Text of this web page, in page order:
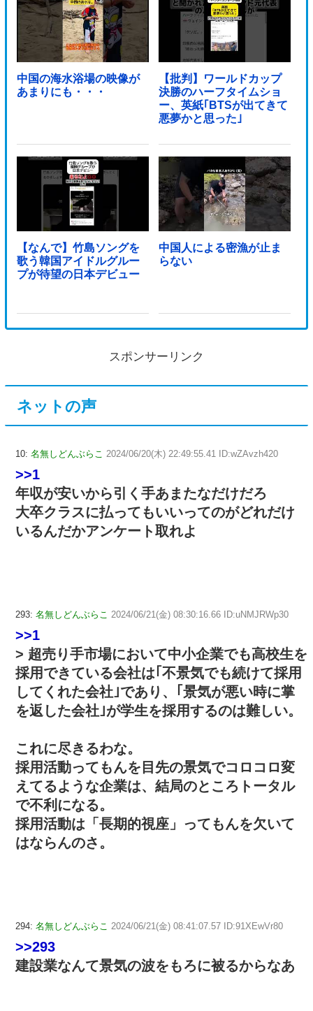
中国の海水浴場の映像が
あまりにも・・・
【批判】ワールドカップ
決勝のハーフタイムショ
ー、英紙｢BTSが出てきて
悪夢かと思った｣
【なんで】竹島ソングを
歌う韓国アイドルグルー
プが待望の日本デビュー
中国人による密漁が止ま
らない
スポンサーリンク
ネットの声
10: 名無しどんぶらこ 2024/06/20(木) 22:49:55.41 ID:wZAvzh420
>>1
年収が安いから引く手あまたなだけだろ
大卒クラスに払ってもいいってのがどれだけ
いるんだかアンケート取れよ
293: 名無しどんぶらこ 2024/06/21(金) 08:30:16.66 ID:uNMJRWp30
>>1
> 超売り手市場において中小企業でも高校生を
採用できている会社は｢不景気でも続けて採用
してくれた会社｣であり、｢景気が悪い時に掌
を返した会社｣が学生を採用するのは難しい。
これに尽きるわな。
採用活動ってもんを目先の景気でコロコロ変
えてるような企業は、結局のところトータル
で不利になる。
採用活動は「長期的視座」ってもんを欠いて
はならんのさ。
294: 名無しどんぶらこ 2024/06/21(金) 08:41:07.57 ID:91XEwVr80
>>293
建設業なんて景気の波をもろに被るからなあ